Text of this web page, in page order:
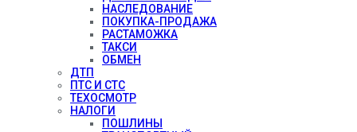
НАСЛЕДОВАНИЕ
ПОКУПКА-ПРОДАЖА
РАСТАМОЖКА
ТАКСИ
ОБМЕН
ДТП
ПТС И СТС
ТЕХОСМОТР
НАЛОГИ
ПОШЛИНЫ